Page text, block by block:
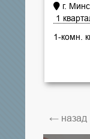
г.
1
1-
← назад